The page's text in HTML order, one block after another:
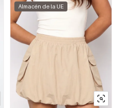
Almacén de la UE